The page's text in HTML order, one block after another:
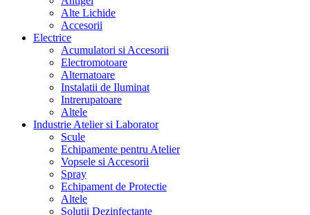
Alte Lichide
Accesorii
Electrice
Acumulatori si Accesorii
Electromotoare
Alternatoare
Instalatii de Iluminat
Intrerupatoare
Altele
Industrie Atelier si Laborator
Scule
Echipamente pentru Atelier
Vopsele si Accesorii
Spray
Echipament de Protectie
Altele
Solutii Dezinfectante